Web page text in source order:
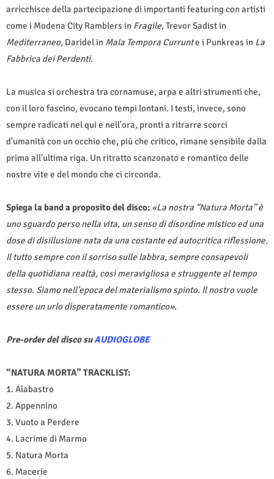
arricchisce della partecipazione di importanti featuring con artisti
come i Modena City Ramblers in Fragile, Trevor Sadist in
Mediterraneo, Daridel in Mala Tempora Currunte i Punkreas in La
Fabbrica dei Perdenti.
La musica si orchestra tra cornamuse, arpa e altri strumenti che,
con il loro fascino, evocano tempi lontani. I testi, invece, sono
sempre radicati nel qui e nell'ora, pronti a ritrarre scorci
d'umanità con un occhio che, più che critico, rimane sensibile dalla
prima all'ultima riga. Un ritratto scanzonato e romantico delle
nostre vite e del mondo che ci circonda.
Spiega la band a proposito del disco: «La nostra “Natura Morta” è
uno sguardo perso nella vita, un senso di disordine mistico ed una
dose di disillusione nata da una costante ed autocritica riflessione.
Il tutto sempre con il sorriso sulle labbra, sempre consapevoli
della quotidiana realtà, così meravigliosa e struggente al tempo
stesso. Siamo nell’epoca del materialismo spinto. Il nostro vuole
essere un urlo disperatamente romantico».
Pre-order del disco suAUDIOGLOBE
“NATURA MORTA” TRACKLIST:
1. Alabastro
2. Appennino
3. Vuoto a Perdere
4. Lacrime di Marmo
5. Natura Morta
6. Macerie